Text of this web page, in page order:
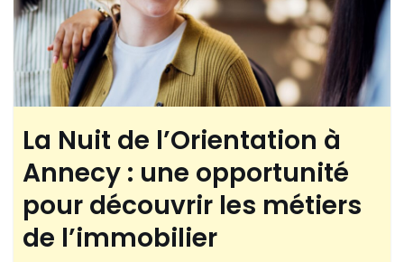
La Nuit de l’Orientation à
Annecy : une opportunité
pour découvrir les métiers
de l’immobilier